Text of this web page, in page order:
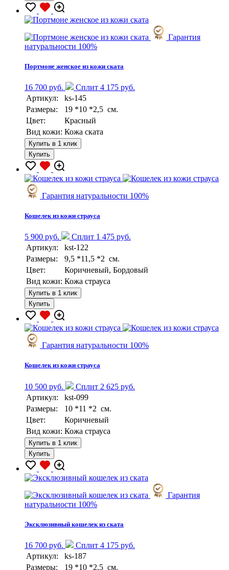
Гарантия
натуральности 100%
Портмоне женское из кожи ската
16 700 руб.
Сплит 4 175 руб.
Артикул:
ks-145
Размеры:
19 *10 *2,5 см.
Цвет:
Красный
Вид кожи: Кожа ската
Купить в 1 клик
Купить
Гарантия натуральности 100%
Кошелек из кожи страуса
5 900 руб.
Сплит 1 475 руб.
Артикул:
kst-122
Размеры:
9,5 *11,5 *2 см.
Цвет:
Коричневый, Бордовый
Вид кожи: Кожа страуса
Купить в 1 клик
Купить
Гарантия натуральности 100%
Кошелек из кожи страуса
10 500 руб.
Сплит 2 625 руб.
Артикул:
kst-099
Размеры:
10 *11 *2 см.
Цвет:
Коричневый
Вид кожи: Кожа страуса
Купить в 1 клик
Купить
Гарантия
натуральности 100%
Эксклюзивный кошелек из ската
16 700 руб.
Сплит 4 175 руб.
Артикул:
ks-187
Размеры:
19 *10 *2,5 см.